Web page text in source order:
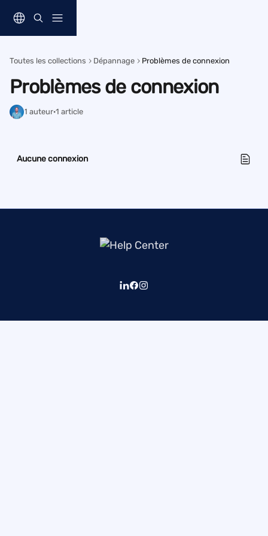
Toutes les collections Dépannage Problèmes de connexion
Problèmes de connexion
1 auteur·1 article
Aucune connexion